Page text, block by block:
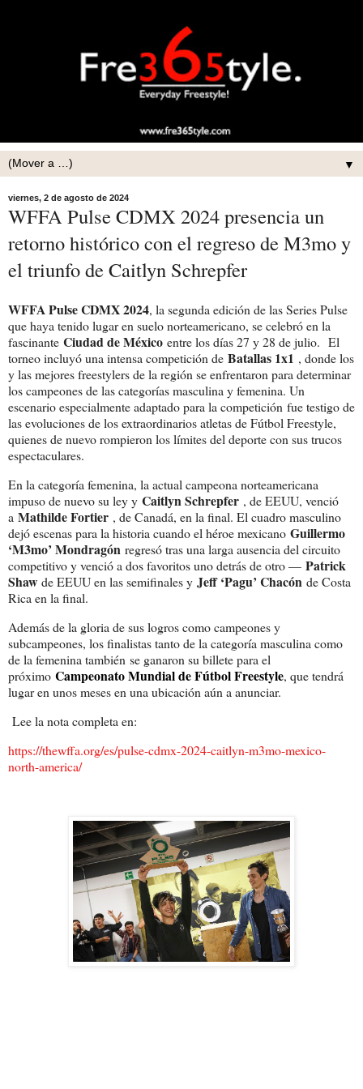
▼
viernes, 2 de agosto de 2024
WFFA Pulse CDMX 2024 presencia un
retorno histórico con el regreso de M3mo y
el triunfo de Caitlyn Schrepfer
WFFA Pulse CDMX 2024, la segunda edición de las Series Pulse
que haya tenido lugar en suelo norteamericano, se celebró en la
fascinante Ciudad de México entre los días 27 y 28 de julio. El
torneo incluyó una intensa competición de Batallas 1x1 , donde los
y las mejores freestylers de la región se enfrentaron para determinar
los campeones de las categorías masculina y femenina. Un
escenario especialmente adaptado para la competición fue testigo de
las evoluciones de los extraordinarios atletas de Fútbol Freestyle,
quienes de nuevo rompieron los límites del deporte con sus trucos
espectaculares.
En la categoría femenina, la actual campeona norteamericana
impuso de nuevo su ley y Caitlyn Schrepfer , de EEUU, venció
a Mathilde Fortier , de Canadá, en la final. El cuadro masculino
dejó escenas para la historia cuando el héroe mexicano Guillermo
‘M3mo’ Mondragón regresó tras una larga ausencia del circuito
competitivo y venció a dos favoritos uno detrás de otro — Patrick
Shaw de EEUU en las semifinales y Jeff ‘Pagu’ Chacón de Costa
Rica en la final.
Además de la gloria de sus logros como campeones y
subcampeones, los finalistas tanto de la categoría masculina como
de la femenina también se ganaron su billete para el
próximo Campeonato Mundial de Fútbol Freestyle, que tendrá
lugar en unos meses en una ubicación aún a anunciar.
Lee la nota completa en:
https://thewffa.org/es/pulse-cdmx-2024-caitlyn-m3mo-mexico-
north-america/